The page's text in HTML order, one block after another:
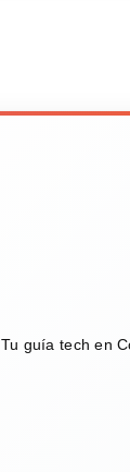
Tu guía tech en